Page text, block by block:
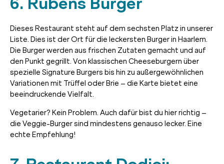
Dieses Restaurant steht auf dem sechsten Platz in unserer
Liste. Dies ist der Ort für die leckersten Burger in Haarlem.
Die Burger werden aus frischen Zutaten gemacht und auf
den Punkt gegrillt. Von klassischen Cheeseburgern über
spezielle Signature Burgers bis hin zu außergewöhnlichen
Variationen mit Trüffel oder Brie – die Karte bietet eine
beeindruckende Vielfalt.
Vegetarier? Kein Problem. Auch dafür bist du hier richtig –
die Veggie-Burger sind mindestens genauso lecker. Eine
echte Empfehlung!